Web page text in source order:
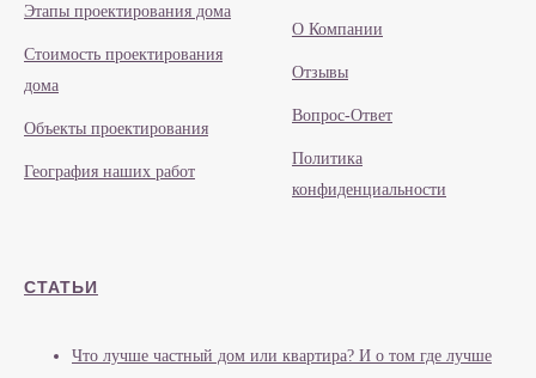
Этапы проектирования дома
Стоимость проектирования
дома
Объекты проектирования
География наших работ
О Компании
Отзывы
Вопрос-Ответ
Политика
конфиденциальности
СТАТЬИ
Что лучше частный дом или квартира? И о том где лучше